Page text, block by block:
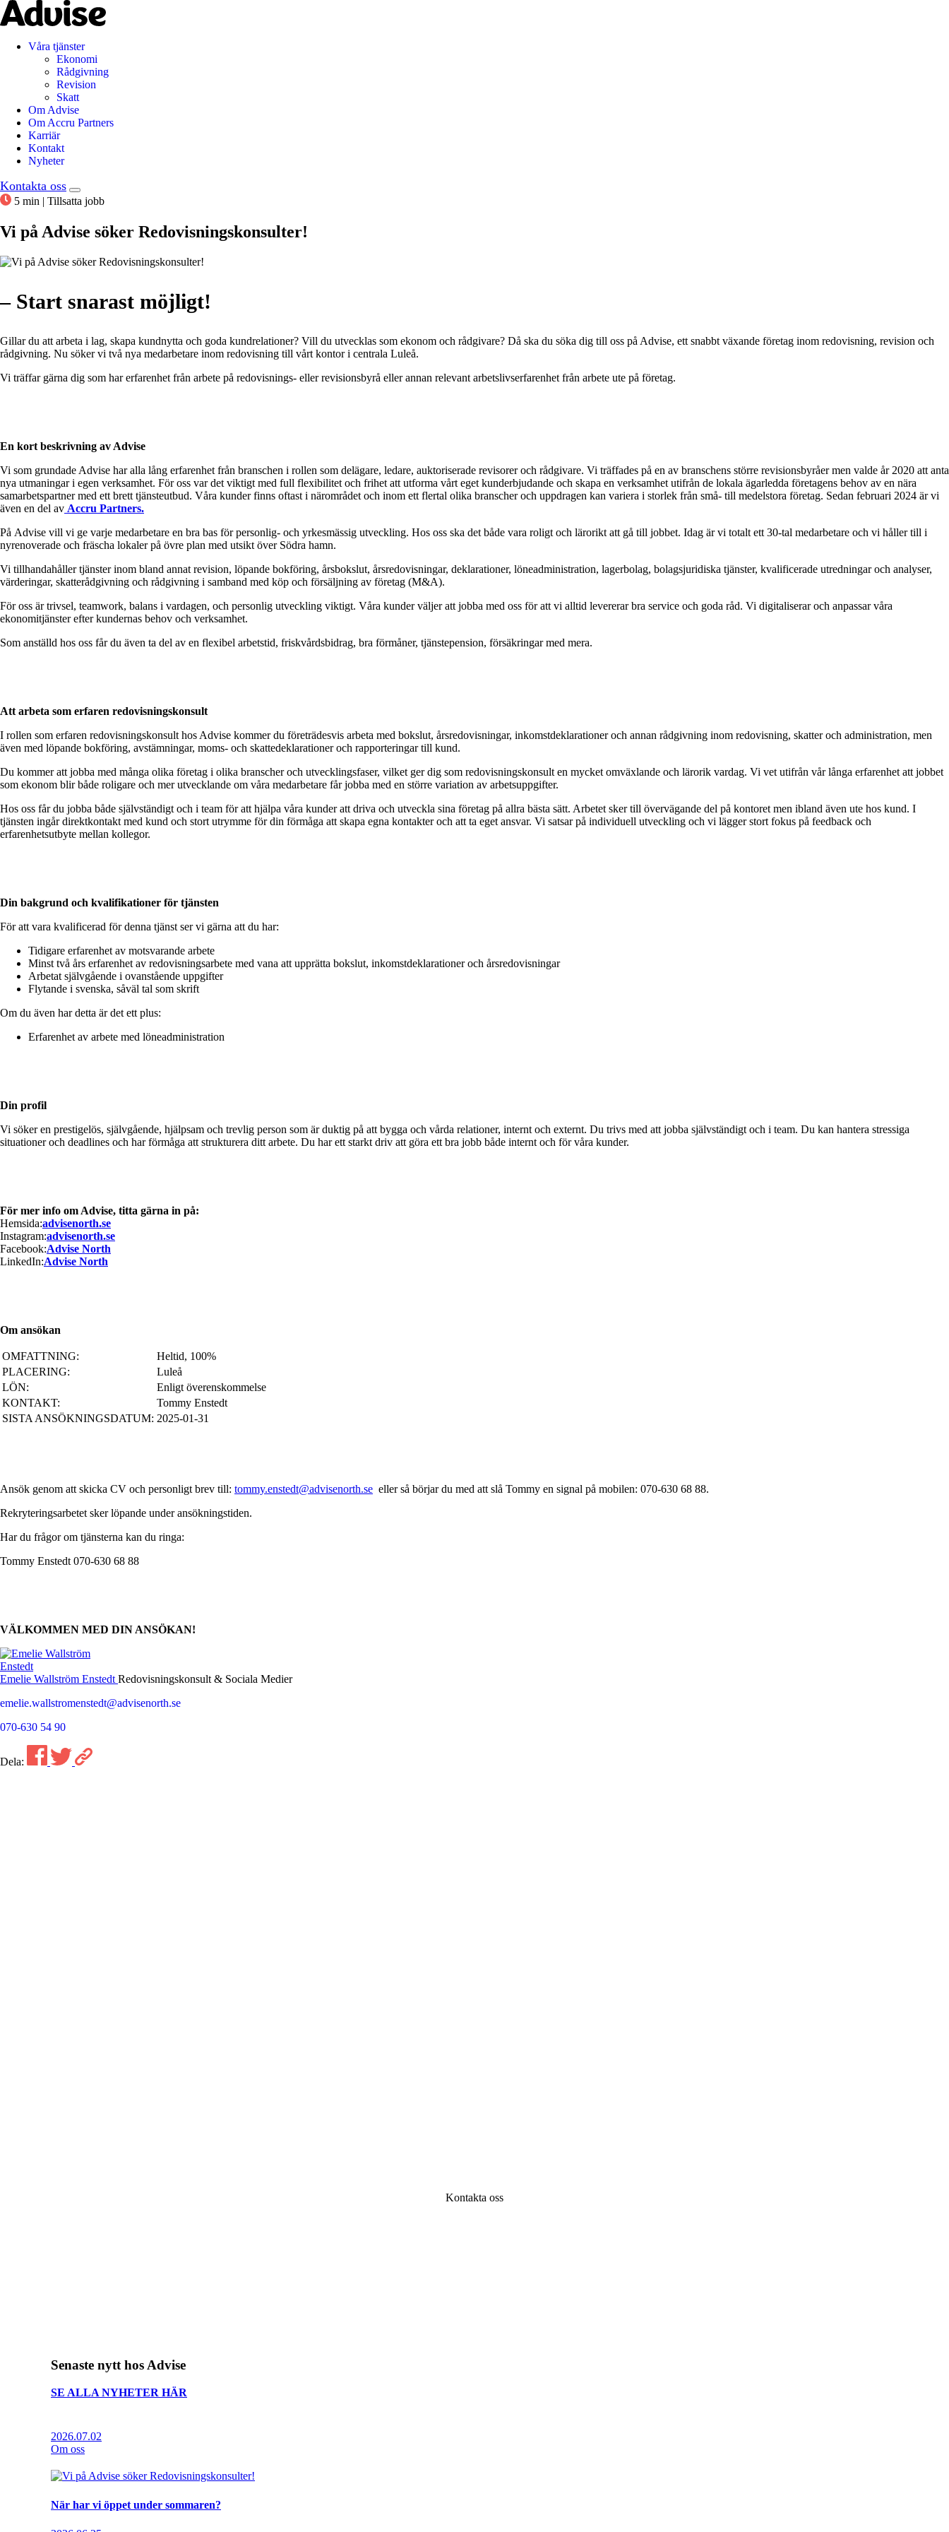
Våra tjänster
Ekonomi
Rådgivning
Revision
Skatt
Om Advise
Om Accru Partners
Karriär
Kontakt
Nyheter
Kontakta oss
5 min |Tillsatta jobb
Vi på Advise söker Redovisningskonsulter!
– Start snarast möjligt!
Gillar du att arbeta i lag, skapa kundnytta och goda kundrelationer? Vill du utvecklas som ekonom och rådgivare? Då ska du söka dig till oss på Advise, ett snabbt växande företag inom redovisning, revision och
rådgivning. Nu söker vi två nya medarbetare inom redovisning till vårt kontor i centrala Luleå.
Vi träffar gärna dig som har erfarenhet från arbete på redovisnings- eller revisionsbyrå eller annan relevant arbetslivserfarenhet från arbete ute på företag.
En kort beskrivning av Advise
Vi som grundade Advise har alla lång erfarenhet från branschen i rollen som delägare, ledare, auktoriserade revisorer och rådgivare. Vi träffades på en av branschens större revisionsbyråer men valde år 2020 att anta
nya utmaningar i egen verksamhet. För oss var det viktigt med full flexibilitet och frihet att utforma vårt eget kunderbjudande och skapa en verksamhet utifrån de lokala ägarledda företagens behov av en nära
samarbetspartner med ett brett tjänsteutbud. Våra kunder finns oftast i närområdet och inom ett flertal olika branscher och uppdragen kan variera i storlek från små- till medelstora företag. Sedan februari 2024 är vi
även en del av Accru Partners.
På Advise vill vi ge varje medarbetare en bra bas för personlig- och yrkesmässig utveckling. Hos oss ska det både vara roligt och lärorikt att gå till jobbet. Idag är vi totalt ett 30-tal medarbetare och vi håller till i
nyrenoverade och fräscha lokaler på övre plan med utsikt över Södra hamn.
Vi tillhandahåller tjänster inom bland annat revision, löpande bokföring, årsbokslut, årsredovisningar, deklarationer, löneadministration, lagerbolag, bolagsjuridiska tjänster, kvalificerade utredningar och analyser,
värderingar, skatterådgivning och rådgivning i samband med köp och försäljning av företag (M&A).
För oss är trivsel, teamwork, balans i vardagen, och personlig utveckling viktigt. Våra kunder väljer att jobba med oss för att vi alltid levererar bra service och goda råd. Vi digitaliserar och anpassar våra
ekonomitjänster efter kundernas behov och verksamhet.
Som anställd hos oss får du även ta del av en flexibel arbetstid, friskvårdsbidrag, bra förmåner, tjänstepension, försäkringar med mera.
Att arbeta som erfaren redovisningskonsult
I rollen som erfaren redovisningskonsult hos Advise kommer du företrädesvis arbeta med bokslut, årsredovisningar, inkomstdeklarationer och annan rådgivning inom redovisning, skatter och administration, men
även med löpande bokföring, avstämningar, moms- och skattedeklarationer och rapporteringar till kund.
Du kommer att jobba med många olika företag i olika branscher och utvecklingsfaser, vilket ger dig som redovisningskonsult en mycket omväxlande och lärorik vardag. Vi vet utifrån vår långa erfarenhet att jobbet
som ekonom blir både roligare och mer utvecklande om våra medarbetare får jobba med en större variation av arbetsuppgifter.
Hos oss får du jobba både självständigt och i team för att hjälpa våra kunder att driva och utveckla sina företag på allra bästa sätt. Arbetet sker till övervägande del på kontoret men ibland även ute hos kund. I
tjänsten ingår direktkontakt med kund och stort utrymme för din förmåga att skapa egna kontakter och att ta eget ansvar. Vi satsar på individuell utveckling och vi lägger stort fokus på feedback och
erfarenhetsutbyte mellan kollegor.
Din bakgrund och kvalifikationer för tjänsten
För att vara kvalificerad för denna tjänst ser vi gärna att du har:
Tidigare erfarenhet av motsvarande arbete
Minst två års erfarenhet av redovisningsarbete med vana att upprätta bokslut, inkomstdeklarationer och årsredovisningar
Arbetat självgående i ovanstående uppgifter
Flytande i svenska, såväl tal som skrift
Om du även har detta är det ett plus:
Erfarenhet av arbete med löneadministration
Din profil
Vi söker en prestigelös, självgående, hjälpsam och trevlig person som är duktig på att bygga och vårda relationer, internt och externt. Du trivs med att jobba självständigt och i team. Du kan hantera stressiga
situationer och deadlines och har förmåga att strukturera ditt arbete. Du har ett starkt driv att göra ett bra jobb både internt och för våra kunder.
För mer info om Advise, titta gärna in på:
Hemsida:advisenorth.se
Instagram:advisenorth.se
Facebook:Advise North
LinkedIn:Advise North
Om ansökan
OMFATTNING:
Heltid, 100%
PLACERING:
Luleå
LÖN:
Enligt överenskommelse
KONTAKT:
Tommy Enstedt
SISTA ANSÖKNINGSDATUM: 2025-01-31
Ansök genom att skicka CV och personligt brev till: tommy.enstedt@advisenorth.se eller så börjar du med att slå Tommy en signal på mobilen: 070-630 68 88.
Rekryteringsarbetet sker löpande under ansökningstiden.
Har du frågor om tjänsterna kan du ringa:
Tommy Enstedt 070-630 68 88
VÄLKOMMEN MED DIN ANSÖKAN!
Emelie Wallström Enstedt Redovisningskonsult & Sociala Medier
emelie.wallstromenstedt@advisenorth.se
070-630 54 90
Dela:
Kontakta oss
Senaste nytt hos Advise
SE ALLA NYHETER HÄR
2026.07.02
Om oss
När har vi öppet under sommaren?